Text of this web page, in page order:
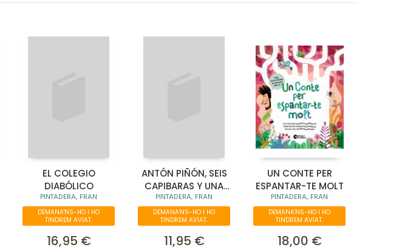
EL COLEGIO
DIABÓLICO
PINTADERA, FRAN
DEMANA'NS-HO I HO
TINDREM AVIAT.
16,95 €
ANTÓN PIÑÓN, SEIS
CAPIBARAS Y UNA
INVITACIÓN
PINTADERA, FRAN
DEMANA'NS-HO I HO
TINDREM AVIAT.
11,95 €
UN CONTE PER
ESPANTAR-TE MOLT
PINTADERA, FRAN
DEMANA'NS-HO I HO
TINDREM AVIAT.
18,00 €